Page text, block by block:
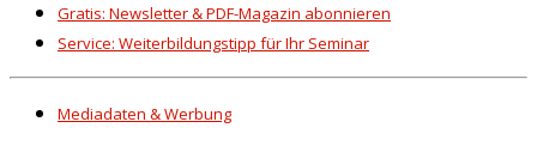
Gratis: Newsletter & PDF-Magazin abonnieren
Service: Weiterbildungstipp für Ihr Seminar
Mediadaten & Werbung